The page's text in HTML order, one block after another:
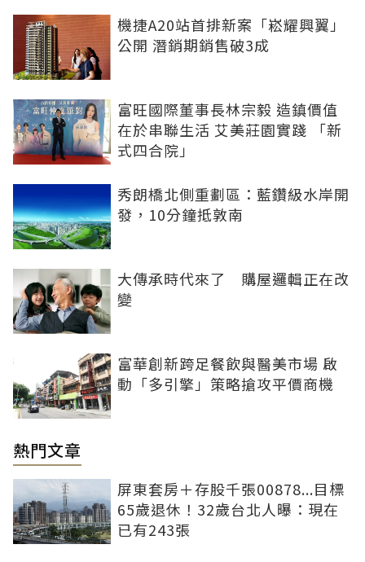
機捷A20站首排新案「崧耀興翼」
公開 潛銷期銷售破3成
富旺國際董事長林宗毅 造鎮價值
在於串聯生活 艾美莊園實踐 「新
式四合院」
秀朗橋北側重劃區：藍鑽級水岸開
發，10分鐘抵敦南
大傳承時代來了 購屋邏輯正在改
變
富華創新跨足餐飲與醫美市場 啟
動「多引擎」策略搶攻平價商機
熱門文章
屏東套房＋存股千張00878...目標
65歲退休！32歲台北人曝：現在
已有243張